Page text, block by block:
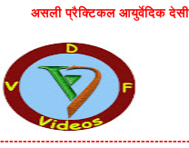
असली प्रैक्टिकल आयुर्वेदिक